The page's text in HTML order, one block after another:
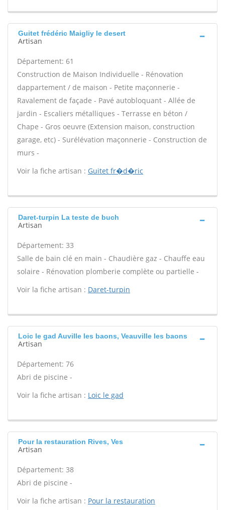
Guitet frédéric Maigliy le desert
Artisan
Département: 61
Construction de Maison Individuelle - Rénovation
dappartement / de maison - Petite maçonnerie -
Ravalement de façade - Pavé autobloquant - Allée de
jardin - Escaliers métalliques - Terrasse en béton /
Chape - Gros oeuvre (Extension maison, construction
garage, etc) - Surélévation maçonnerie - Construction de
murs -
Voir la fiche artisan : Guitet fr�d�ric
Daret-turpin La teste de buch
Artisan
Département: 33
Salle de bain clé en main - Chaudière gaz - Chauffe eau
solaire - Rénovation plomberie complète ou partielle -
Voir la fiche artisan : Daret-turpin
Loic le gad Auville les baons, Veauville les baons
Artisan
Département: 76
Abri de piscine -
Voir la fiche artisan : Loic le gad
Pour la restauration Rives, Ves
Artisan
Département: 38
Abri de piscine -
Voir la fiche artisan : Pour la restauration